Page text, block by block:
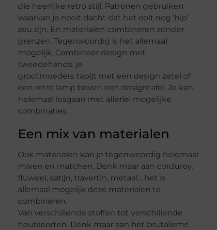
die heerlijke retro stijl. Patronen gebruiken
waarvan je nooit dacht dat het ooit nog ‘hip’
zou zijn. En materialen combineren zonder
grenzen. Tegenwoordig is het allemaal
mogelijk. Combineer design met
tweedehands, je
grootmoeders tapijt met een design zetel of
een retro lamp boven een designtafel. Je kan
helemaal losgaan met allerlei mogelijke
combinaties.
Een mix van materialen
Ook materialen kan je tegenwoordig helemaal
mixen en matchen. Denk maar aan corduroy,
fluweel, satijn, travertin, metaal… het is
allemaal mogelijk deze materialen te
combineren.
Van verschillende stoffen tot verschillende
houtsoorten. Denk maar aan het brutalisme